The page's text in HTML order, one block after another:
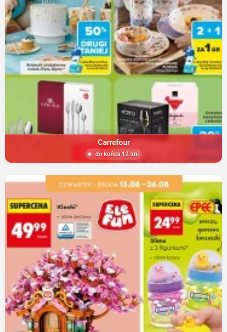
Carrefour
do końca 12 dni